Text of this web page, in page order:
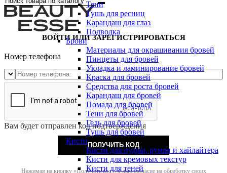
Тени
Тушь для ресниц
Карандаш для глаз
Подводка
Брови
Материалы для окрашивания бровей
Пинцеты для бровей
Укладка и ламинирование бровей
Краска для бровей
Средства для роста бровей
Карандаш для бровей
Помада для бровей
Тени для бровей
Гель для бровей
Тушь для бровей
Кисти
Кисти для пудры, румян и хайлайтера
Кисти для кремовых текстур
Кисти для теней
ВОЙТИ ИЛИ ЗАРЕГИСТРИРОВАТЬСЯ
Номер телефона
Вам будет отправлен код подтверждения
ПОЛУЧИТЬ КОД
Нажимая на кнопку «Получить код», я даю согласие на обработку своих